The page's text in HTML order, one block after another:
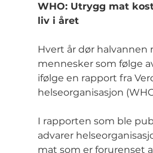
WHO: Utrygg mat
liv i året
Hvert år dør halvannen
mennesker som følge
ifølge en rapport fra
helseorganisasjon
I rapporten som ble
advarer
mat som er forurenset